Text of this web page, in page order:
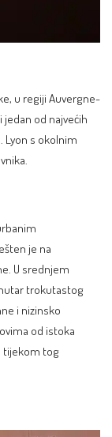
u regiji Auvergne-
jedan od najvećih
Lyon s okolnim
je na
U srednjem
trokutastog
i nizinsko
od istoka
tijekom tog